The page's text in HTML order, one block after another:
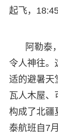
起飞，
阿勒泰
令人神往
适的避暑天
瓦人木屋、
构成了北疆
泰航班自7